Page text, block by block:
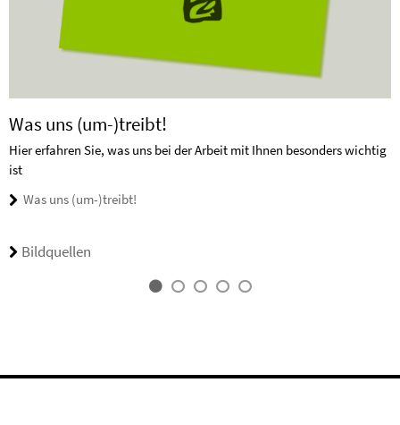
Was uns (um-)treibt!
Hier erfahren Sie, was uns bei der Arbeit mit Ihnen besonders wichtig
ist
Was uns (um-)treibt!
Bildquellen